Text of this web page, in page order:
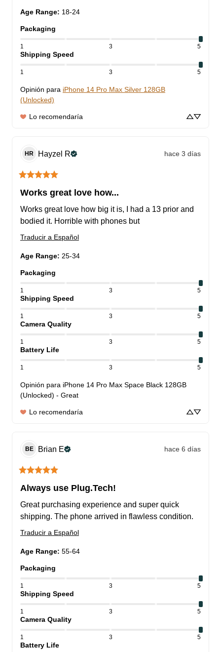
Age Range: 18-24
Packaging
1 3 5
Shipping Speed
1 3 5
Opinión para iPhone 14 Pro Max Silver 128GB
(Unlocked)
Lo recomendaría
HR Hayzel R hace 3 días
Works great love how...
Works great love how big it is, I had a 13 prior and
bodied it. Horrible with phones but
Traducir a Español
Age Range: 25-34
Packaging
1 3 5
Shipping Speed
1 3 5
Camera Quality
1 3 5
Battery Life
1 3 5
Opinión para iPhone 14 Pro Max Space Black 128GB
(Unlocked) - Great
Lo recomendaría
BE Brian E hace 6 días
Always use Plug.Tech!
Great purchasing experience and super quick
shipping. The phone arrived in flawless condition.
Traducir a Español
Age Range: 55-64
Packaging
1 3 5
Shipping Speed
1 3 5
Camera Quality
1 3 5
Battery Life